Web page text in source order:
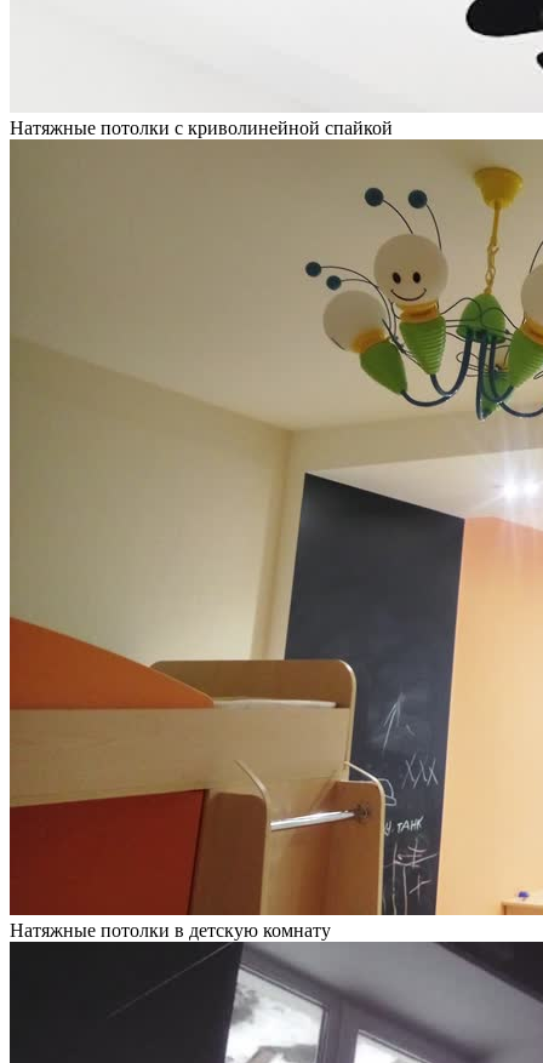
Натяжные потолки с криволинейной спайкой
Натяжные потолки в детскую комнату